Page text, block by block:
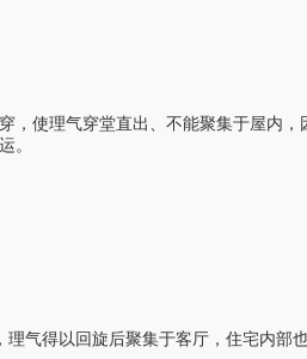
使理气穿堂直出、不能聚集于屋内
。
气得以回旋后聚集于客厅，住宅内部